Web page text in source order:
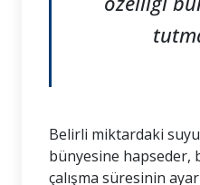
Belirli miktardaki
bünyesine hapseder,
çalışma süresinin